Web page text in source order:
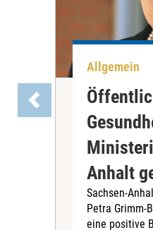
Allgemein
Anhalt
Sachsen-
Petra Grimm-
eine positive